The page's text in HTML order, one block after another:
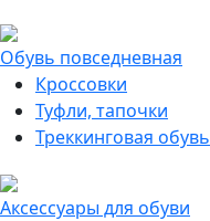
Обувь повседневная
Кроссовки
Туфли, тапочки
Треккинговая обувь
Аксессуары для обуви